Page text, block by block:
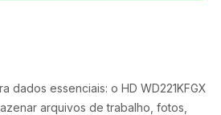
dados essenciais: o HD WD221KFGX
arquivos de trabalho, fotos,